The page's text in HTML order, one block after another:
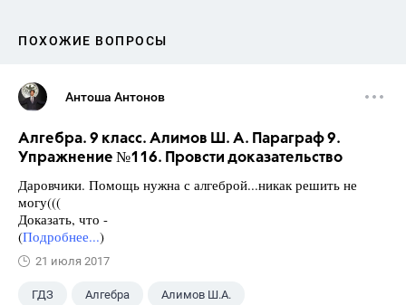
ПОХОЖИЕ ВОПРОСЫ
Антоша Антонов
Алгебра. 9 класс. Алимов Ш. А. Параграф 9.
Упражнение №116. Провсти доказательство
Даровчики. Помощь нужна с алгеброй...никак решить не
могу(((
Доказать, что -
(Подробнее...)
21 июля 2017
ГДЗ Алгебра Алимов Ш.А.